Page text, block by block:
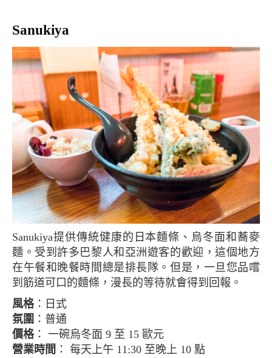
Sanukiya
Sanukiya提供傳統健康的日本麵條、烏冬面和蕎麥
麵。受到許多巴黎人和亞洲遊客的歡迎，這個地方
在午餐和晚餐時間總是排長隊。但是，一旦您品嚐
到筋道可口的麵條，漫長的等待就會得到回報。
風格：日式
氛圍 ：普通
價格： 一碗烏冬面 9 至 15 歐元
營業時間 ： 每天上午 11:30 至晚上 10 點